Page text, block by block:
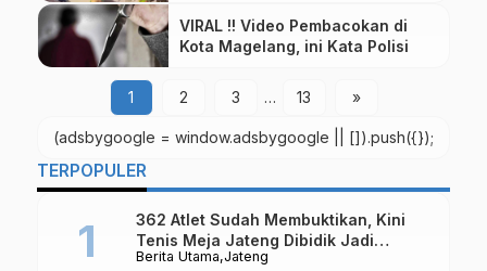
VIRAL !! Video Pembacokan di
Kota Magelang, ini Kata Polisi
1 2 3 … 13 »
(adsbygoogle = window.adsbygoogle || []).push({});
TERPOPULER
Berita Utama Jateng
362 Atlet Sudah Membuktikan, Kini
Tenis Meja Jateng Dibidik Jadi
Kekuatan Nasional